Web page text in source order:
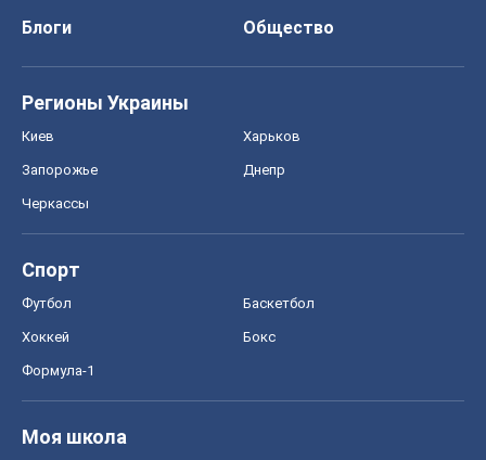
Блоги
Общество
Регионы Украины
Киев Харьков
Запорожье Днепр
Черкассы
Спорт
Футбол Баскетбол
Хоккей Бокс
Формула-1
Моя школа